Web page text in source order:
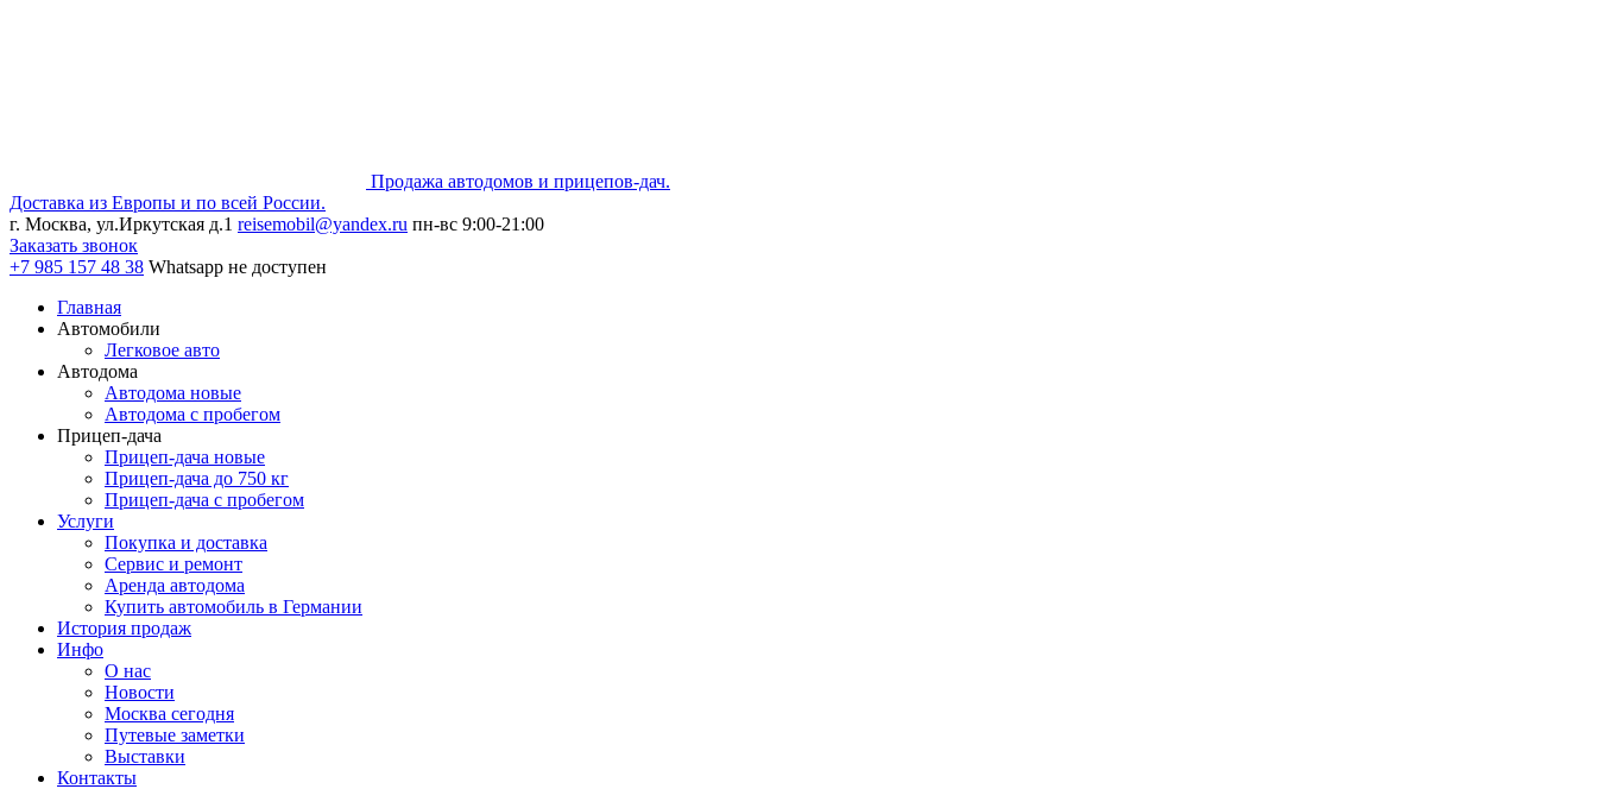
Продажа автодомов и прицепов-дач.
Доставка из Европы и по всей России.
г. Москва, ул.Иркутская д.1 reisemobil@yandex.ru пн-вс 9:00-21:00
Заказать звонок
+7 985 157 48 38 Whatsapp не доступен
Главная
Автомобили
Легковое авто
Автодома
Автодома новые
Автодома с пробегом
Прицеп-дача
Прицеп-дача новые
Прицеп-дача до 750 кг
Прицеп-дача с пробегом
Услуги
Покупка и доставка
Сервис и ремонт
Аренда автодома
Купить автомобиль в Германии
История продаж
Инфо
О нас
Новости
Москва сегодня
Путевые заметки
Выставки
Контакты